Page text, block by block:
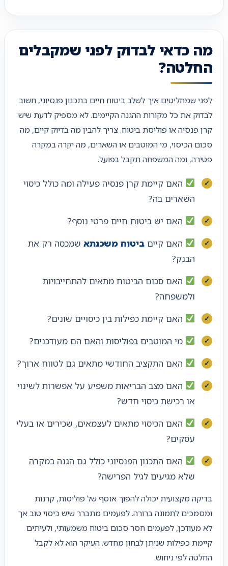
מה כדאי לבדוק לפני שמקבלים
החלטה?
לפני שמחליטים איך לשלב ביטוח חיים בתכנון פנסיוני, חשוב
לבדוק את כל מקורות ההגנה הקיימים. לא מספיק לדעת שיש
קרן פנסיה או פוליסת ביטוח. צריך להבין מה בדיוק קיים, מה
סכום הכיסוי, מי המוטבים או השארים, מה יקרה במקרה
פטירה, ומה המשפחה תקבל בפועל.
האם קיימת קרן פנסיה פעילה ומה כולל כיסוי
השארים בה?
האם יש ביטוח חיים פרטי נוסף?
האם קייםביטוח משכנתא שמכסה רק את
הבנק?
האם סכום הביטוח מתאים להתחייבויות
ולמשפחה?
האם קיימת כפילות בין כיסויים שונים?
מי המוטבים בפוליסות והאם הם מעודכנים?
האם התקציב החודשי מתאים גם לטווח ארוך?
האם מצב הבריאות משפיע על אפשרות לשינוי
או רכישת כיסוי חדש?
האם הכיסוי מתאים לעצמאים, שכירים או בעלי
עסקים?
האם התכנון הפנסיוני כולל גם הגנה במקרה
שלא מגיעים לגיל הפרישה?
בדיקה מקצועית יכולה להפוך אוסף של פוליסות, קרנות
ומסמכים לתמונה ברורה. לפעמים מתברר שיש כיסוי טוב אך
לא מעודכן, לפעמים חסר סכום ביטוח משמעותי, ולעיתים
קיימת כפילות שניתן לבחון מחדש. העיקר הוא לא לקבל
החלטה לפי ניחוש.